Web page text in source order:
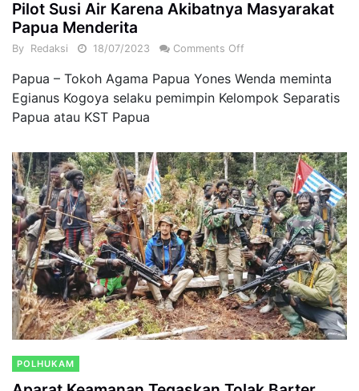
Pilot Susi Air Karena Akibatnya Masyarakat
Papua Menderita
By Redaksi 18/07/2023 Comments Off
Papua – Tokoh Agama Papua Yones Wenda meminta
Egianus Kogoya selaku pemimpin Kelompok Separatis
Papua atau KST Papua
POLHUKAM